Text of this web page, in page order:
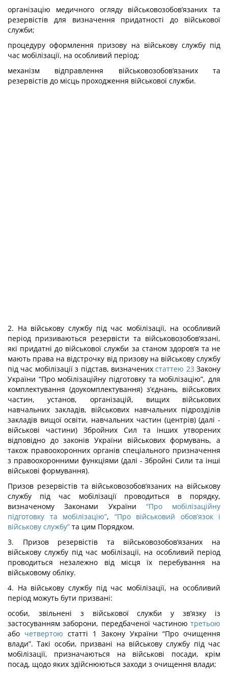
організацію медичного огляду військовозобов’язаних та
резервістів для визначення придатності до військової
служби;
процедуру оформлення призову на військову службу під
час мобілізації, на особливий період;
механізм відправлення військовозобов’язаних та
резервістів до місць проходження військової служби.
2. На військову службу під час мобілізації, на особливий
період призиваються резервісти та військовозобов’язані,
які придатні до військової служби за станом здоров’я та не
мають права на відстрочку від призову на військову службу
під час мобілізації з підстав, визначенихстаттею 23 Закону
України “Про мобілізаційну підготовку та мобілізацію”, для
комплектування (доукомплектування) з’єднань, військових
частин, установ, організацій, вищих військових
навчальних закладів, військових навчальних підрозділів
закладів вищої освіти, навчальних частин (центрів) (далі -
військові частини) Збройних Сил та інших утворених
відповідно до законів України військових формувань, а
також правоохоронних органів спеціального призначення
з правоохоронними функціями (далі - Збройні Сили та інші
військові формування).
Призов резервістів та військовозобов’язаних на військову
службу під час мобілізації проводиться в порядку,
визначеному Законами України “Про мобілізаційну
підготовку та мобілізацію”, “Про військовий обов’язок і
військову службу” та цим Порядком.
3. Призов резервістів та військовозобов’язаних на
військову службу під час мобілізації, на особливий період
проводиться незалежно від місця їх перебування на
військовому обліку.
4. На військову службу під час мобілізації, на особливий
період можуть бути призвані:
особи, звільнені з військової служби у зв’язку із
застосуванням заборони, передбаченої частиною третьою
або четвертою статті 1 Закону України “Про очищення
влади”. Такі особи, призвані на військову службу під час
мобілізації, призначаються на військові посади, крім
посад, щодо яких здійснюються заходи з очищення влади;